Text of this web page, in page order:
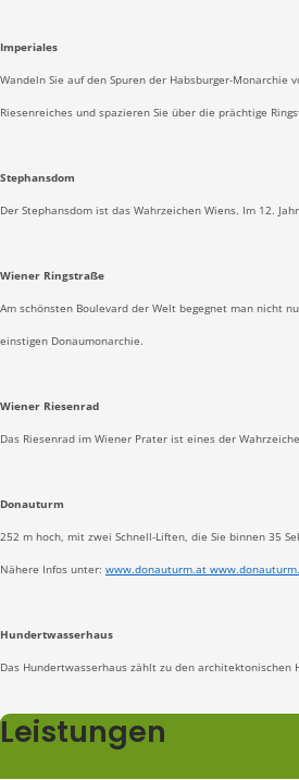
Imperiales
Wandeln Sie auf den Spuren der Habsburger-
Riesenreiches und spazieren Sie über die prächtige
Stephansdom
Der Stephansdom ist das Wahrzeichen Wiens. Im 12.
Wiener Ringstraße
Am schönsten Boulevard der Welt begegnet man nicht
einstigen Donaumonarchie.
Wiener Riesenrad
Das Riesenrad im Wiener Prater ist eines der
Donauturm
252 m hoch, mit zwei Schnell-Liften, die Sie binnen 35
Nähere Infos unter: www.donauturm.at
Hundertwasserhaus
Das Hundertwasserhaus zählt zu den
Leistungen